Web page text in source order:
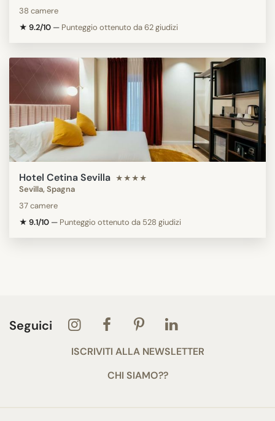
38 camere
★ 9.2/10 — Punteggio ottenuto da 62 giudizi
Hotel Cetina Sevilla ★★★★
Sevilla, Spagna
37 camere
★ 9.1/10 — Punteggio ottenuto da 528 giudizi
Seguici
ISCRIVITI ALLA NEWSLETTER
CHI SIAMO??